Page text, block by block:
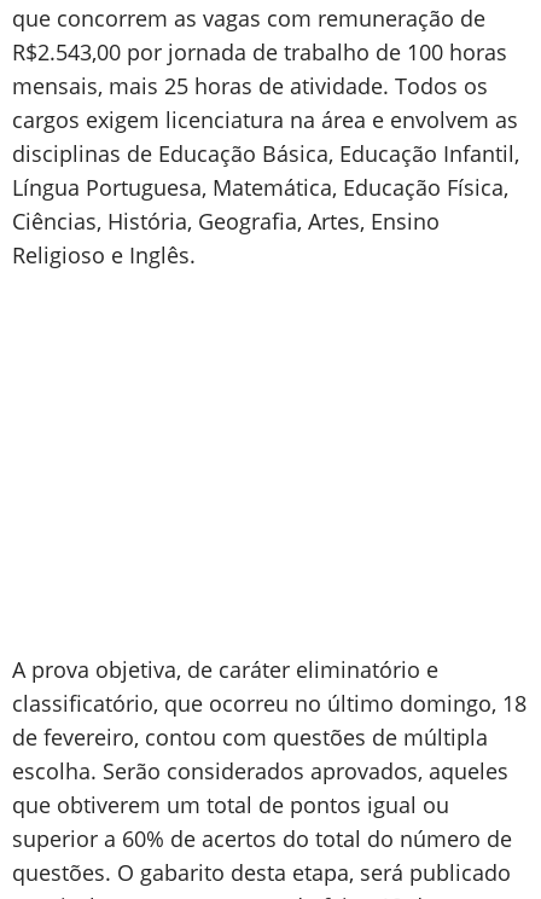
que concorrem as vagas com remuneração de
R$2.543,00 por jornada de trabalho de 100 horas
mensais, mais 25 horas de atividade. Todos os
cargos exigem licenciatura na área e envolvem as
disciplinas de Educação Básica, Educação Infantil,
Língua Portuguesa, Matemática, Educação Física,
Ciências, História, Geografia, Artes, Ensino
Religioso e Inglês.
A prova objetiva, de caráter eliminatório e
classificatório, que ocorreu no último domingo, 18
de fevereiro, contou com questões de múltipla
escolha. Serão considerados aprovados, aqueles
que obtiverem um total de pontos igual ou
superior a 60% de acertos do total do número de
questões. O gabarito desta etapa, será publicado